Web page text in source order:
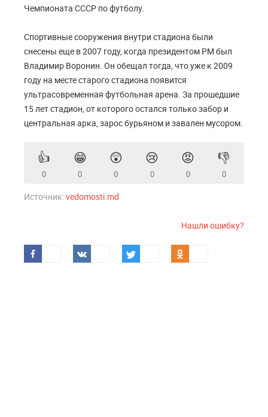
Чемпионата СССР по футболу.
Спортивные сооружения внутри стадиона были
снесены еще в 2007 году, когда президентом РМ был
Владимир Воронин. Он обещал тогда, что уже к 2009
году на месте старого стадиона появится
ультрасовременная футбольная арена. За прошедшие
15 лет стадион, от которого остался только забор и
центральная арка, зарос бурьяном и завален мусором.
👍
0
😁
0
😲
0
😢
0
😡
0
👎
0
Источник:vedomosti.md
Нашли ошибку?